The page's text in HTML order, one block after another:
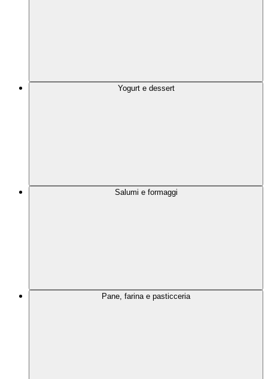
Yogurt e dessert
Salumi e formaggi
Pane, farina e pasticceria